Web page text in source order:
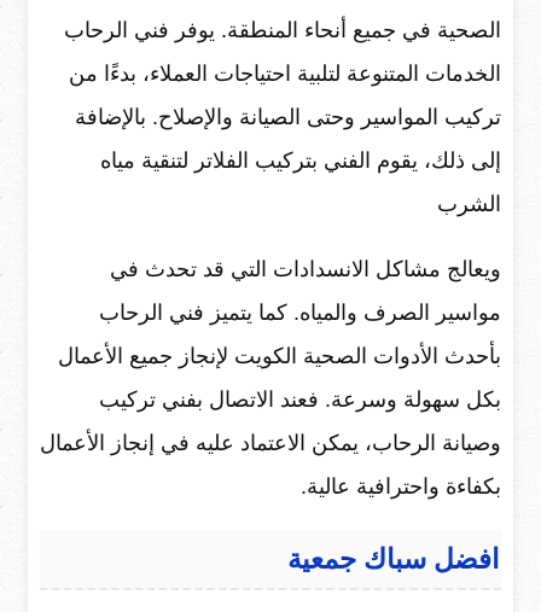
الصحية في جميع أنحاء المنطقة. يوفر فني الرحاب
الخدمات المتنوعة لتلبية احتياجات العملاء، بدءًا من
تركيب المواسير وحتى الصيانة والإصلاح. بالإضافة
إلى ذلك، يقوم الفني بتركيب الفلاتر لتنقية مياه
الشرب
ويعالج مشاكل الانسدادات التي قد تحدث في
مواسير الصرف والمياه. كما يتميز فني الرحاب
بأحدث الأدوات الصحية الكويت لإنجاز جميع الأعمال
بكل سهولة وسرعة. فعند الاتصال بفني تركيب
وصيانة الرحاب، يمكن الاعتماد عليه في إنجاز الأعمال
بكفاءة واحترافية عالية.
افضل سباك جمعية